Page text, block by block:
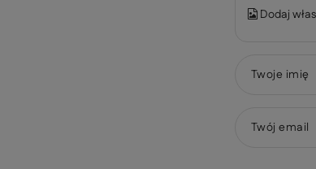
Dodaj
Twoje imię
Twój email